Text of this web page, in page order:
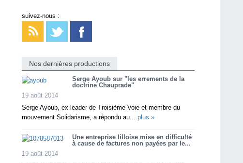
suivez-nous :
Nos dernières productions
Serge Ayoub sur "les errements de la
doctrine Chauprade"
19 août 2014
Serge Ayoub, ex-leader de Troisième Voie et membre du
mouvement Solidarisme, a répondu au... plus »
Une entreprise lilloise mise en difficulté
à cause de factures non payées par le...
19 août 2014